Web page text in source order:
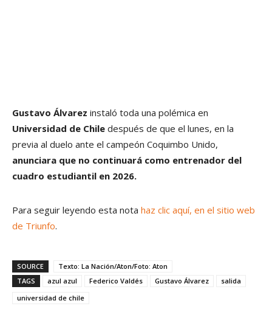
Gustavo Álvarez instaló toda una polémica en
Universidad de Chile después de que el lunes, en la
previa al duelo ante el campeón Coquimbo Unido,
anunciara que no continuará como entrenador del
cuadro estudiantil en 2026.
Para seguir leyendo esta nota haz clic aquí, en el sitio web
de Triunfo.
SOURCE
Texto: La Nación/Aton/Foto: Aton
TAGS
azul azul Federico Valdés Gustavo Álvarez
salida
universidad de chile